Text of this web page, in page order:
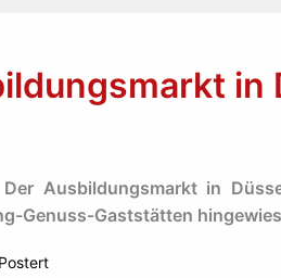
Der Ausbildungsmarkt in
Genuss-Gaststätten